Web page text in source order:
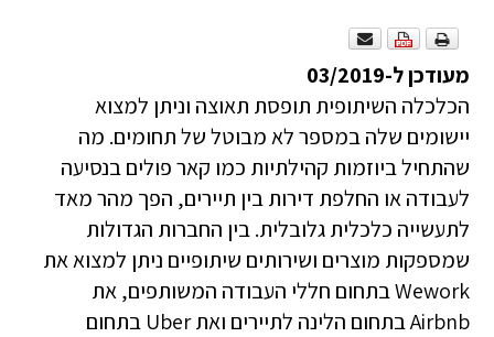
מעודכן ל-03/2019
הכלכלה השיתופית תופסת תאוצה וניתן למצוא
יישומים שלה במספר לא מבוטל של תחומים. מה
שהתחיל ביוזמות קהילתיות כמו קאר פולים בנסיעה
לעבודה או החלפת דירות בין תיירים, הפך מהר מאד
לתעשייה כלכלית גלובלית. בין החברות הגדולות
שמספקות מוצרים ושירותים שיתופיים ניתן למצוא את
Wework בתחום חללי העבודה המשותפים, את
Airbnb בתחום הלינה לתיירים ואת Uber בתחום